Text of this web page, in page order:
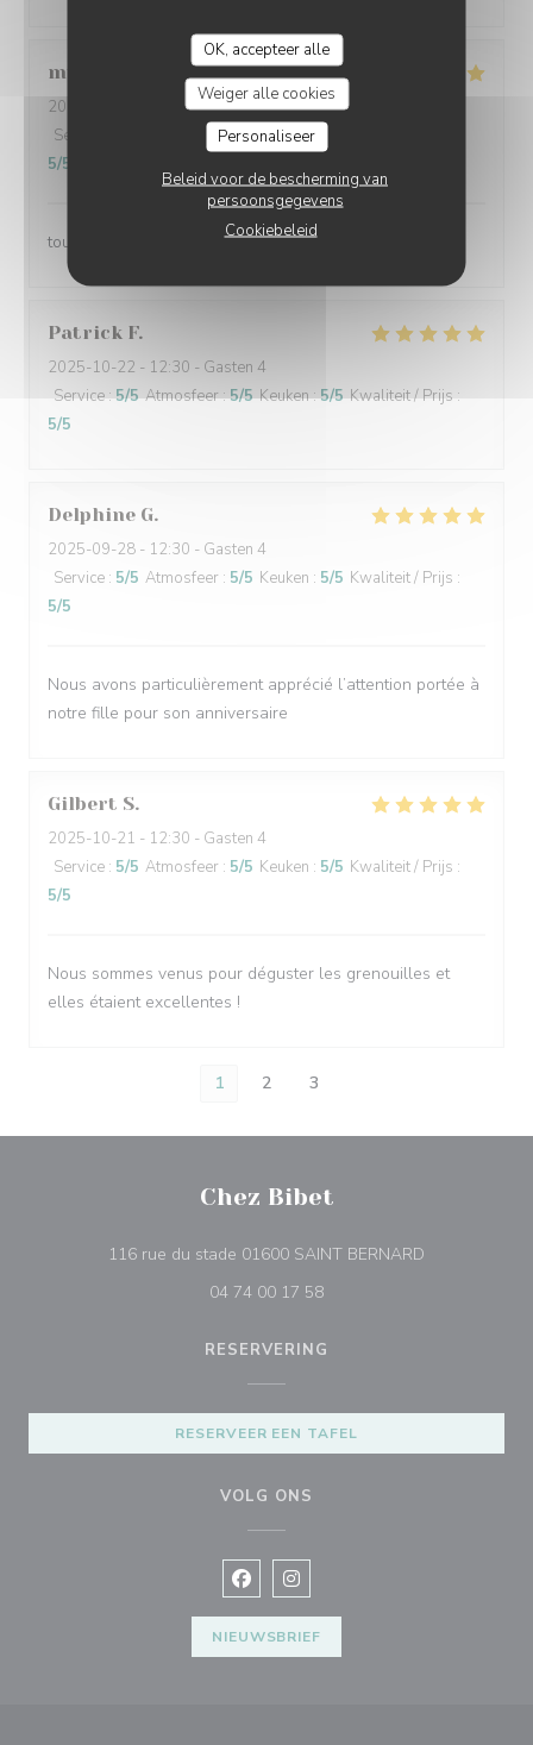
OK, accepteer alle
Weiger alle cookies
Personaliseer
Beleid voor de bescherming van
persoonsgegevens
Cookiebeleid
muriel
2025-10-22
- 12:00 - Gasten 5
Service
:5/5 Keuken:
5/5
tout est a chaque fois tres bon personel tres sympa
Patrick F
2025-10-22 - 12:30 - Gasten 4
Service:5/5 Atmosfeer:5/5 Keuken:5/5 Kwaliteit / Prijs :
5/5
Delphine G
2025-09-28 - 12:30 - Gasten 4
Service : 5/5 Atmosfeer : 5/5 Keuken : 5/5 Kwaliteit / Prijs :
5/5
Nous avons particulièrement apprécié l’attention portée à
notre fille pour son anniversaire
Gilbert S
2025-10-21 - 12:30 - Gasten 4
Service : 5/5 Atmosfeer : 5/5 Keuken : 5/5 Kwaliteit / Prijs :
5/5
Nous sommes venus pour déguster les grenouilles et
elles étaient excellentes !
1 2 3
Chez Bibet
116 rue du stade 01600 SAINT BERNARD
04 74 00 17 58
RESERVERING
RESERVEER EEN TAFEL
VOLG ONS
Facebook ((opent in een nieuw
Instagram ((opent in een
NIEUWSBRIEF